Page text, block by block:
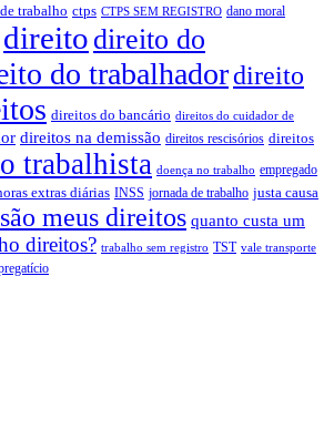
trabalho ctps CTPS SEM REGISTRO dano moral
direito direito do
do trabalhadordireito
direitos do bancário direitos do cuidador de
direitos na demissão direitos rescisórios direitos
trabalhista doença no trabalho empregado
extras diárias INSS jornada de trabalho justa causa
meus direitos quanto custa um
direitos? trabalho sem registro TST vale transporte